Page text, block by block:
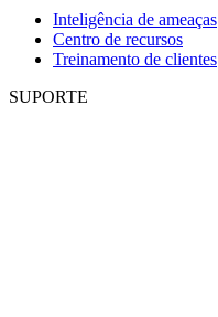
Inteligência de ameaças
Centro de recursos
Treinamento de clientes
SUPORTE